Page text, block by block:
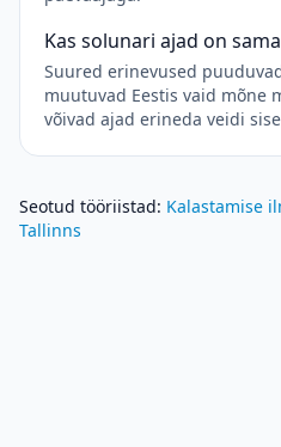
Kas solunari ajad on
Suured erinevused
muutuvad Eestis vaid mõne
võivad ajad erineda veidi
Seotud tööriistad: Kalastamise
Tallinns